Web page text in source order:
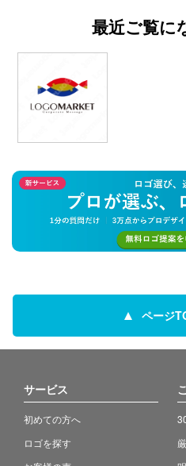
最近ご覧に
ページ
サービス
初めての方へ
ロゴを探す